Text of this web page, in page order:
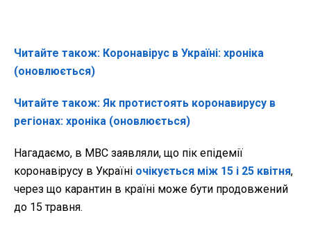
Читайте також: Коронавірус в Україні: хроніка
(оновлюється)
Читайте також: Як протистоять коронавирусу в
регіонах: хроніка (оновлюється)
Нагадаємо, в МВС заявляли, що пік епідемії
коронавірусу в Україні очікується між 15 і 25 квітня,
через що карантин в країні може бути продовжений
до 15 травня.